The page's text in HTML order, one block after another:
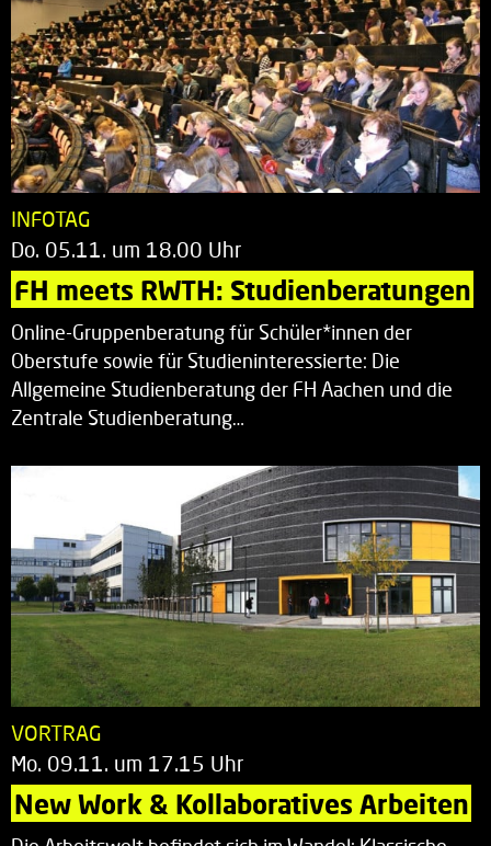
INFOTAG
Do. 05.11. um 18.00 Uhr
FH meets RWTH: Studienberatungen
Online-Gruppenberatung für Schüler*innen der
Oberstufe sowie für Studieninteressierte: Die
Allgemeine Studienberatung der FH Aachen und die
Zentrale Studienberatung…
VORTRAG
Mo. 09.11. um 17.15 Uhr
New Work & Kollaboratives Arbeiten